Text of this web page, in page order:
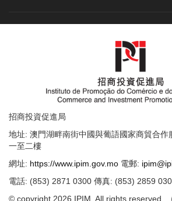
招商投資促進局
地址: 澳門湖畔南街中國與葡語國家商貿合作
一至二樓
網址: https://www.ipim.gov.mo 電郵:
電話: (853) 2871 0300 傳真: (853) 2859
© copyright 2026 IPIM. All rights reserved.